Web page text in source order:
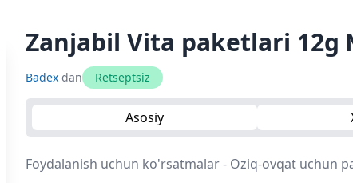
Zanjabil Vita paketlari 12g
Badex dan Retseptsiz
Asosiy
Foydalanish uchun ko'rsatmalar - Oziq-ovqat uchun